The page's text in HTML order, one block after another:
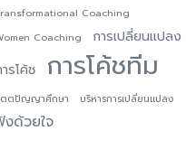
Coaching
Coaching
การเปลี่ยนแปลง
รโค้ช
การโค้ชทีม
ตปัญญาศึกษา บริหารการเปลี่ยนแปลง
ด้วยใจ